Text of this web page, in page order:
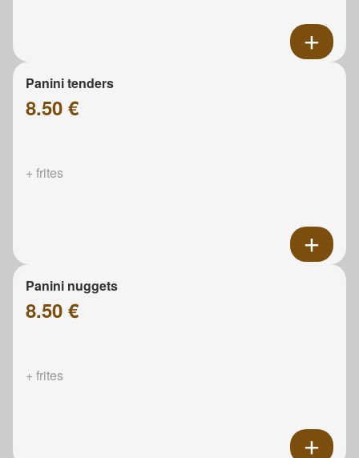
Panini tenders
8.50 €
+ frites
Panini nuggets
8.50 €
+ frites